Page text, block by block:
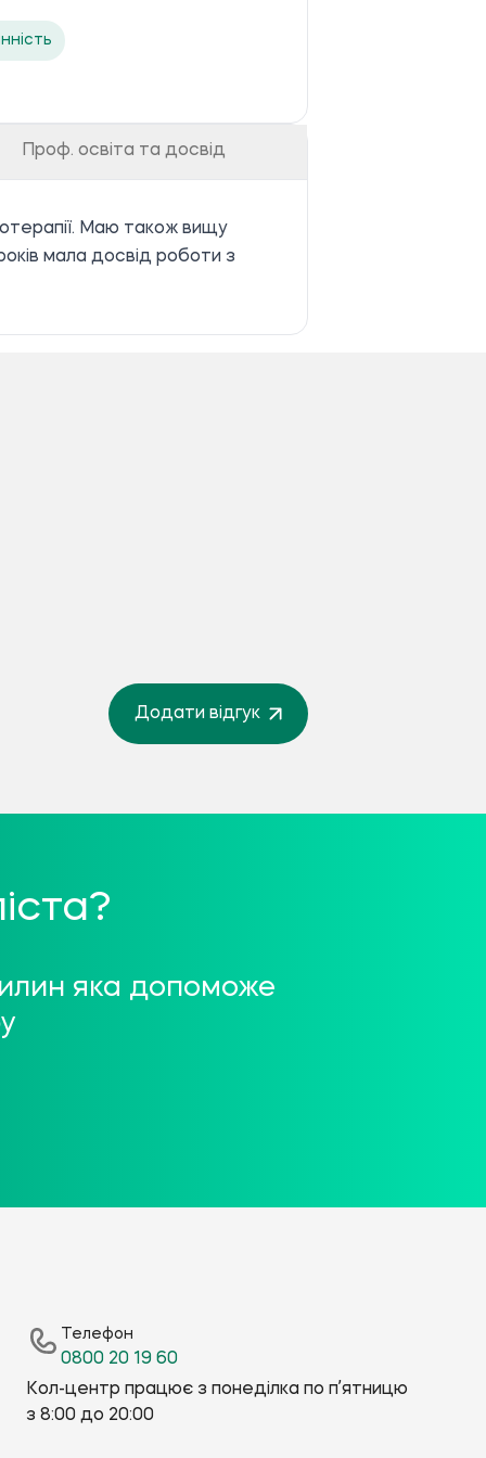
Проф. освіта та досвід
Маю також вищу
мала досвід роботи з
Додати відгук
яка допоможе
Телефон
0800 20 19 60
Кол-центр працює з понеділка по пʼятницю
з 8:00 до 20:00